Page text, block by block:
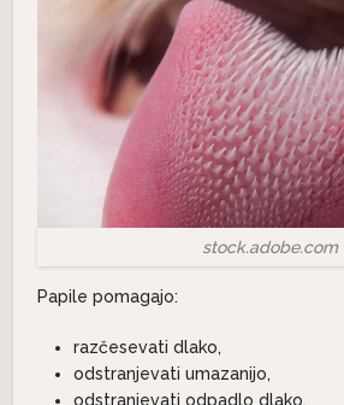
stock.adobe.com
Papile pomagajo:
razčesevati dlako,
odstranjevati umazanijo,
odstranjevati odpadlo dlako,